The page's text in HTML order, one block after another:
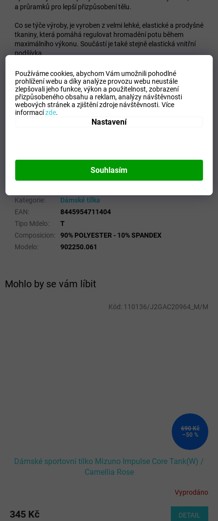
Používáme cookies, abychom Vám umožnili pohodlné
prohlížení webu a díky analýze provozu webu neustále
zlepšovali jeho funkce, výkon a použitelnost,zobrazení
přizpůsobeného obsahu a reklam, analýzy návštěvnosti
webových stránek a zjištění zdroje návštěvnosti.Více
informacízde.
Nastavení
Souhlasím
Mohlo by se vám líbit
690 Kč
–50 %
Dámské sportovní tílko Mizuno Impulse Core Tank(W) /
Camellia Rose
Vyprodáno
345 Kč DETAIL
Kód: 110136/J2GAC20964_M/M
a průramků pro lepší přizpůsobení tělu.
Co se týče výroby, je vyroben z velmi lehké, elastické a prodyšné
tkaniny, která pomáhá regulovat hromadění potu během
maximálního výkonu. Součástí je také stejně elastická vnitřní
podšívka.
Sublimovaný design.
Logo Joma v tisku.
Plodina
Žádné švy po stranách
Dostatečné zapínání na hrudník
Doplňkové parametry
Kategorie:
Dámské tílka
EAN:
8445954711404
Tipo Mdelo:
T
Composicion:
90% POLYESTER - 10% SPANDEX
Modelo: 902250.061